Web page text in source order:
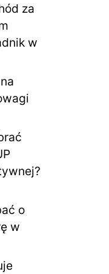
jak mądrze
za
w
o
w